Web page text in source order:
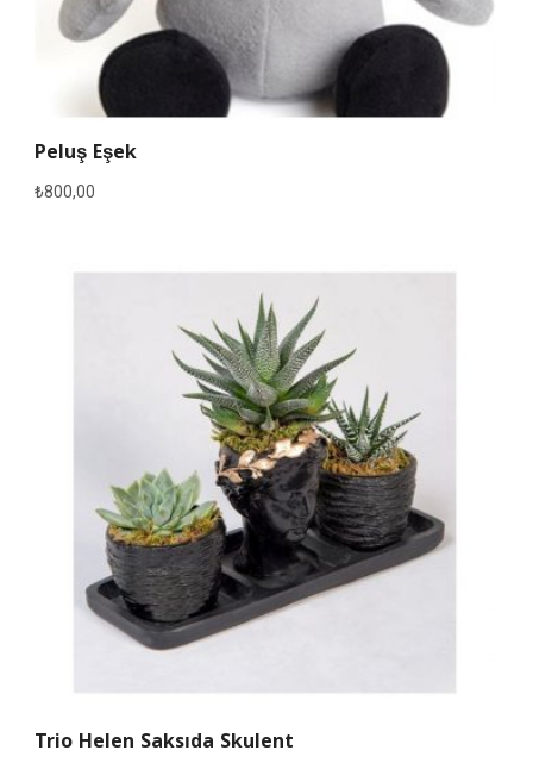
Peluş Eşek
₺800,00
Trio Helen Saksıda Skulent